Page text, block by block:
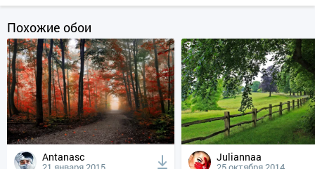
Похожие обои
Antanasc Juliannaa